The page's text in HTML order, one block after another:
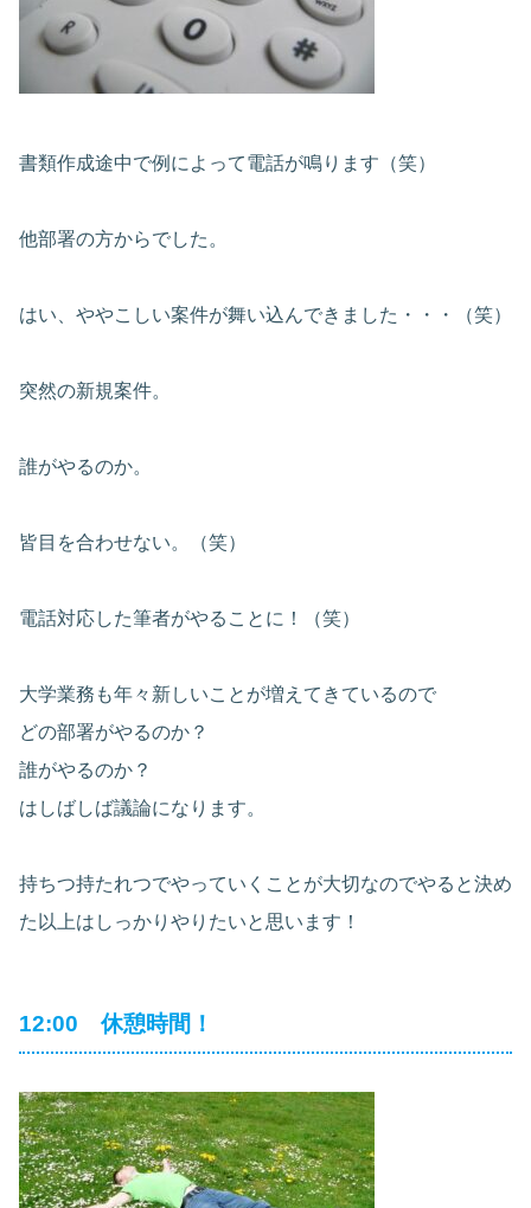
書類作成途中で例によって電話が鳴ります（笑）
他部署の方からでした。
はい、ややこしい案件が舞い込んできました・・・（笑）
突然の新規案件。
誰がやるのか。
皆目を合わせない。（笑）
電話対応した筆者がやることに！（笑）
大学業務も年々新しいことが増えてきているので
どの部署がやるのか？
誰がやるのか？
はしばしば議論になります。
持ちつ持たれつでやっていくことが大切なのでやると決め
た以上はしっかりやりたいと思います！
12:00 休憩時間！